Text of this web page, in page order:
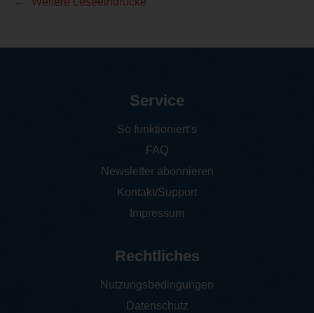
Service
So funktioniert‘s
FAQ
Newsletter abonnieren
Kontakt/Support
Impressum
Rechtliches
Nutzungsbedingungen
Datenschutz